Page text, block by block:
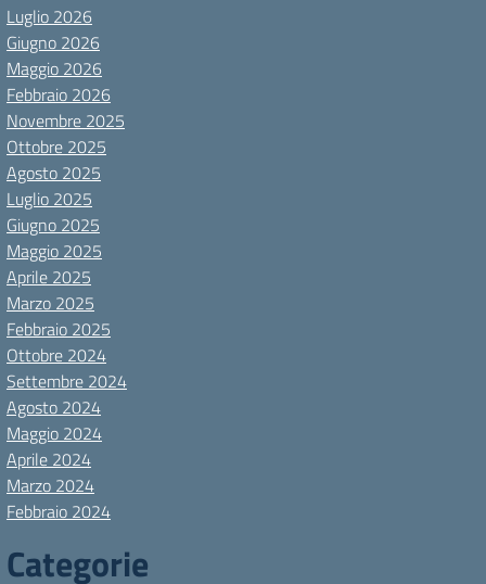
Luglio 2026
Giugno 2026
Maggio 2026
Febbraio 2026
Novembre 2025
Ottobre 2025
Agosto 2025
Luglio 2025
Giugno 2025
Maggio 2025
Aprile 2025
Marzo 2025
Febbraio 2025
Ottobre 2024
Settembre 2024
Agosto 2024
Maggio 2024
Aprile 2024
Marzo 2024
Febbraio 2024
Categorie